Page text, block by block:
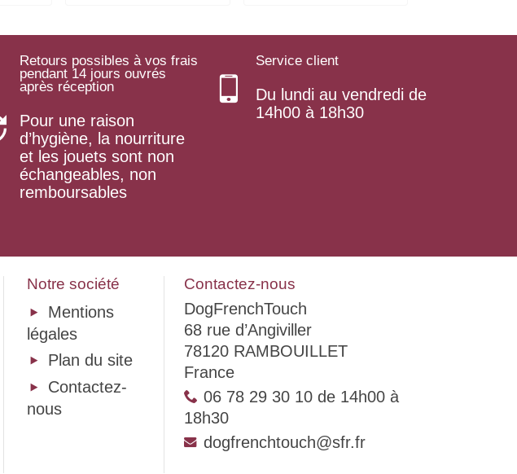
Retours possibles à vos frais
pendant 14 jours ouvrés
après réception
Pour une raison
d’hygiène, la nourriture
et les jouets sont non
échangeables, non
remboursables
Service client
Du lundi au vendredi de
14h00 à 18h30
Notre société
Mentions
légales
Plan du site
Contactez-
nous
Contactez-nous
DogFrenchTouch
68 rue d’Angiviller
78120 RAMBOUILLET
France
06 78 29 30 10 de 14h00 à
18h30
dogfrenchtouch@sfr.fr